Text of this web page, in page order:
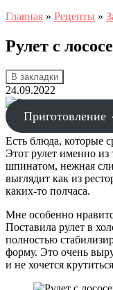
Главная » Рецепты »
Рулет с
В закладки
24.09.2022
Приготовление
Есть блюда, которые
Этот рулет именно
шпинатом, нежная
выглядит как из
каких-то полчаса.
Мне особенно
Поставила рулет в
полностью
форму. Это очень
и не хочется